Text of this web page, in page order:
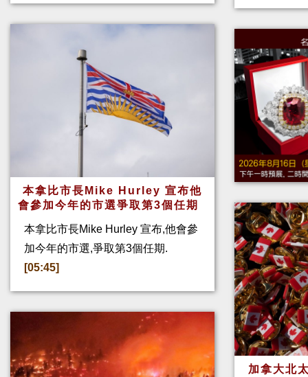
本拿比市長Mike Hurley 宣布他
會參加今年的市選爭取第3個任期
本拿比市長Mike Hurley 宣布,他會參
加今年的市選,爭取第3個任期.
[05:45]
加拿大北